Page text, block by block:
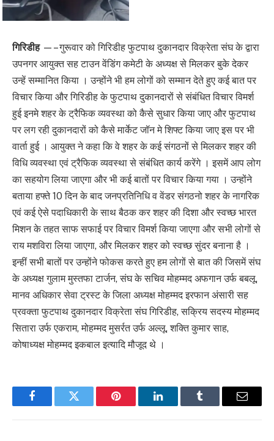
गिरिडीह—– गुरूवार को गिरिडीह फुटपाथ दुकानदार विक्रेता संघ के द्वारा
उपनगर आयुक्त सह टाउन वेंडिंग कमेटी के अध्यक्ष से मिलकर बुके देकर
उन्हें सम्मानित किया । उन्होंने भी हम लोगों को सम्मान देते हुए कई बात पर
विचार किया और गिरिडीह के फुटपाथ दुकानदारों से संबंधित विचार विमर्श
हुई इनमे शहर के ट्रैफिक व्यवस्था को कैसे सुधार किया जाए और फुटपाथ
पर लग रही दुकानदारों को कैसे मार्केट जॉन मे शिफ्ट किया जाए इस पर भी
वार्ता हुई । आयुक्त ने कहा कि वे शहर के कई संगठनों से मिलकर शहर की
विधि व्यवस्था एवं ट्रैफिक व्यवस्था से संबंधित कार्य करेंगे । इसमें आप लोग
का सहयोग लिया जाएगा और भी कई बातों पर विचार किया गया । उन्होंने
बताया हफ्ते 10 दिन के बाद जनप्रतिनिधि व वेंडर संगठनो शहर के नागरिक
एवं कई ऐसे पदाधिकारी के साथ बैठक कर शहर की दिशा और स्वच्छ भारत
मिशन के तहत साफ सफाई पर विचार विमर्श किया जाएगा और सभी लोगों से
राय मशविरा लिया जाएगा, और मिलकर शहर को स्वच्छ सुंदर बनाना है ।
इन्हीं सभी बातों पर उन्होंने फोकस करते हुए हम लोगों से बात की जिसमें संघ
के अध्यक्ष गुलाम मुस्तफा टार्जन, संघ के सचिव मोहम्मद अफगान उर्फ बबलू,
मानव अधिकार सेवा ट्रस्ट के जिला अध्यक्ष मोहम्मद इरफान अंसारी सह
प्रवक्ता फुटपाथ दुकानदार विक्रेता संघ गिरिडीह, सक्रिय सदस्य मोहम्मद
सितारा उर्फ एकराम, मोहम्मद मुसर्रत उर्फ अल्लू, शक्ति कुमार साह,
कोषाध्यक्ष मोहम्मद इकबाल इत्यादि मौजूद थे ।
FacebookTwitter Pinterest LinkedInTumblr Email